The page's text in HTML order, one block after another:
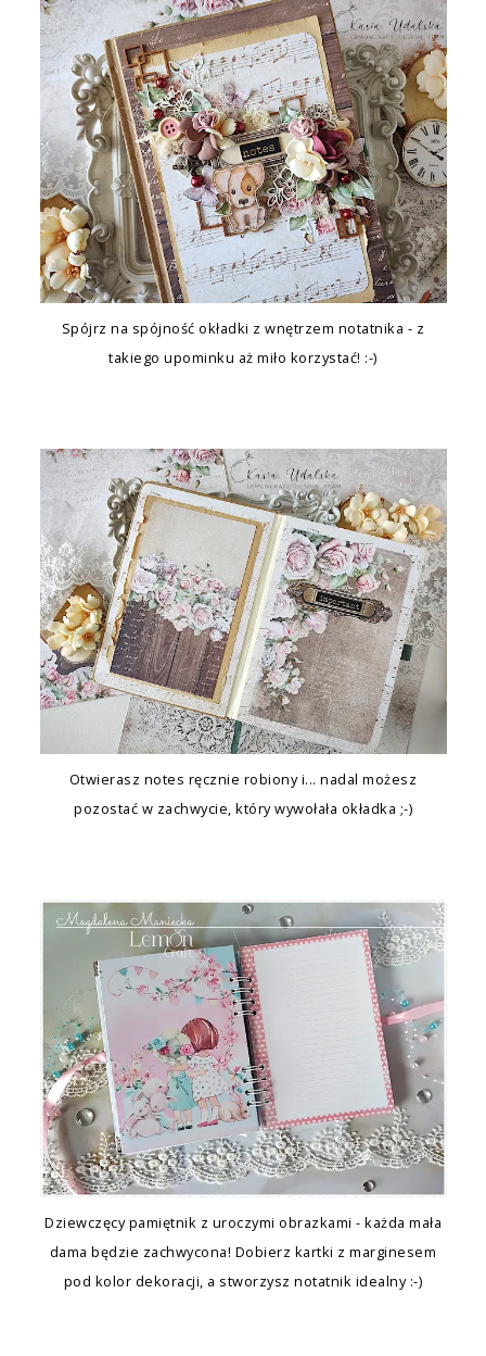
Spójrz na spójność okładki z wnętrzem notatnika - z
takiego upominku aż miło korzystać! :-)
Otwierasz notes ręcznie robiony i... nadal możesz
pozostać w zachwycie, który wywołała okładka ;-)
Dziewczęcy pamiętnik z uroczymi obrazkami - każda mała
dama będzie zachwycona! Dobierz kartki z marginesem
pod kolor dekoracji, a stworzysz notatnik idealny :-)